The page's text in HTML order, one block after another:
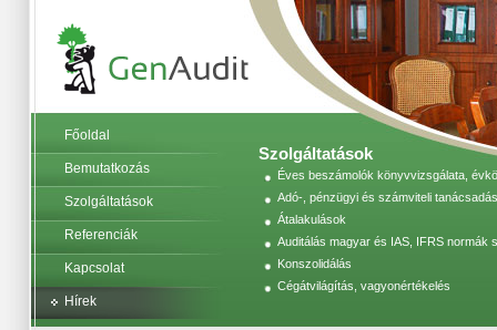
Főoldal
Bemutatkozás
Szolgáltatások
Referenciák
Kapcsolat
Hírek
Szolgáltatások
Éves beszámolók könyvvizsgálata,
Adó-, pénzügyi és számviteli
Átalakulások
Auditálás magyar és IAS, IFRS normák
Konszolidálás
Cégátvilágítás, vagyonértékelés